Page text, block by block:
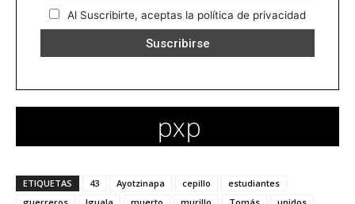
Al Suscribirte, aceptas la política de privacidad
ETIQUETAS 43 Ayotzinapa cepillo
estudiantes